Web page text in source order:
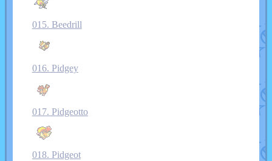
015. Beedrill
016. Pidgey
017. Pidgeotto
018. Pidgeot